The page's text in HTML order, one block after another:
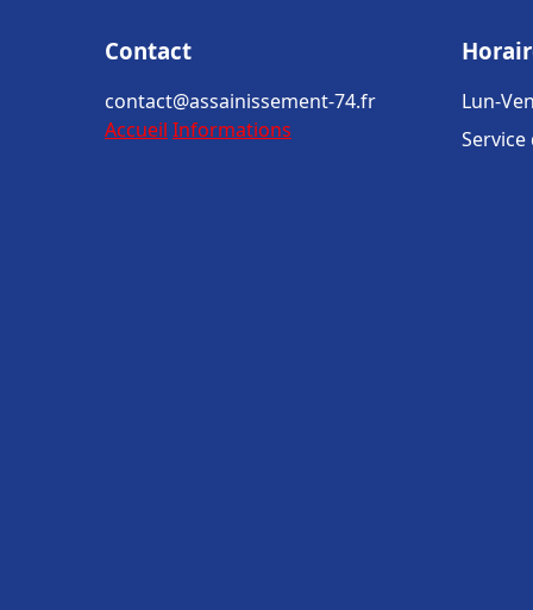
Contact
contact@assainissement-74.fr
Accueil Informations
Lun-